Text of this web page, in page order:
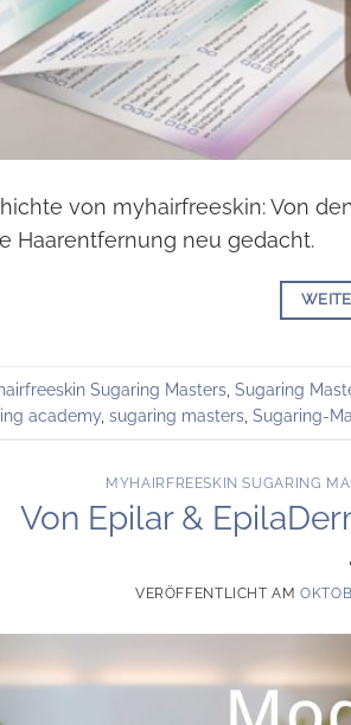
von myhairfreeskin: Von
Haarentfernung neu gedacht.
Sugaring Masters Sugaring
academy sugaring masters Sugaring-
MYHAIRFREESKIN SUGARING
Von Epilar &
VERÖFFENTLICHT AM